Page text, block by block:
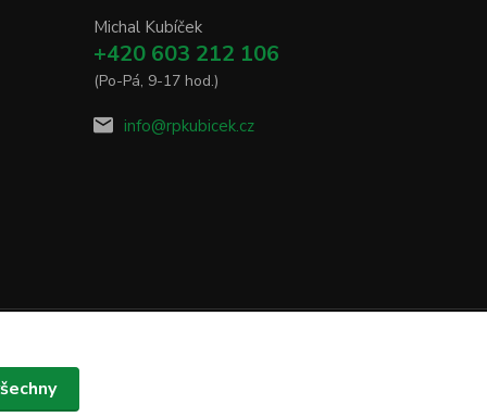
Michal Kubíček
+420 603 212 106
(Po-Pá, 9-17 hod.)
info@rpkubicek.cz